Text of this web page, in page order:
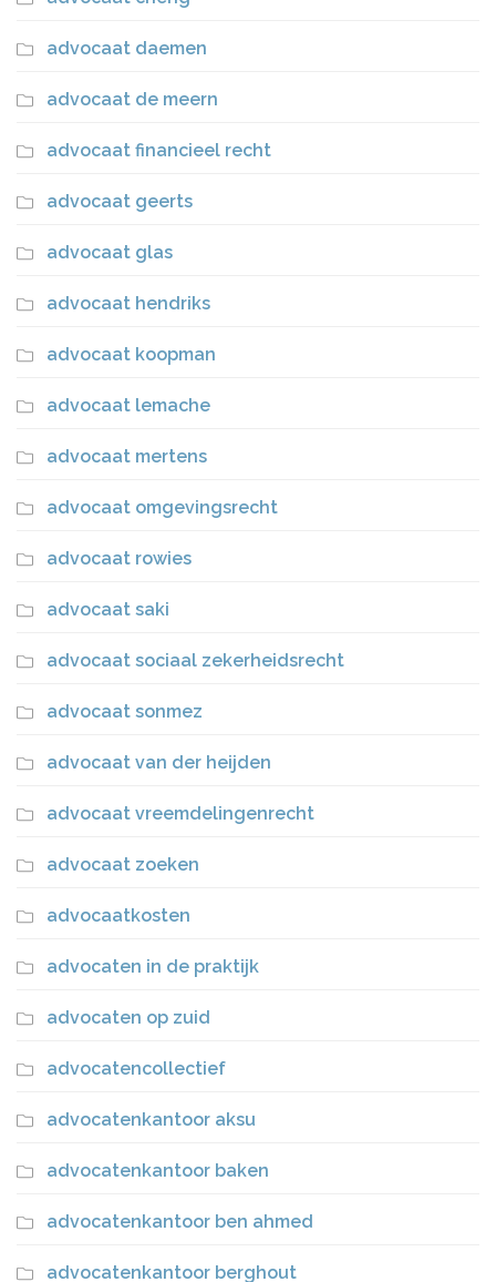
advocaat daemen
advocaat de meern
advocaat financieel recht
advocaat geerts
advocaat glas
advocaat hendriks
advocaat koopman
advocaat lemache
advocaat mertens
advocaat omgevingsrecht
advocaat rowies
advocaat saki
advocaat sociaal zekerheidsrecht
advocaat sonmez
advocaat van der heijden
advocaat vreemdelingenrecht
advocaat zoeken
advocaatkosten
advocaten in de praktijk
advocaten op zuid
advocatencollectief
advocatenkantoor aksu
advocatenkantoor baken
advocatenkantoor ben ahmed
advocatenkantoor berghout